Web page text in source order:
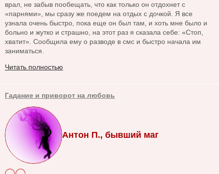
врал, не забыв пообещать, что как только он отдохнет с
«парнями», мы сразу же поедем на отдых с дочкой. Я все
узнала очень быстро, пока еще он был там, и хоть мне было и
больно и жутко и страшно, на этот раз я сказала себе: «Стоп,
хватит». Сообщила ему о разводе в смс и быстро начала им
заниматься.
Читать полностью
Гадание и приворот на любовь
Антон П., бывший маг